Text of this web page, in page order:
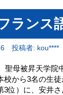
ランス
投稿者: kou****
聖母被昇天学院
校から3名の生
3位）に、安井